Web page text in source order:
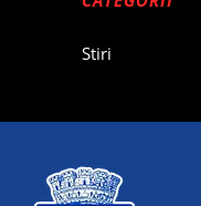
Stiri